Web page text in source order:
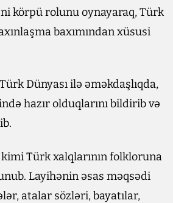
körpü rolunu oynayaraq, Türk
baxımından xüsusi
Dünyası ilə əməkdaşlıqda,
hazır olduqlarını bildirib və
Türk xalqlarının folkloruna
Layihənin əsas məqsədi
atalar sözləri, bayatılar,